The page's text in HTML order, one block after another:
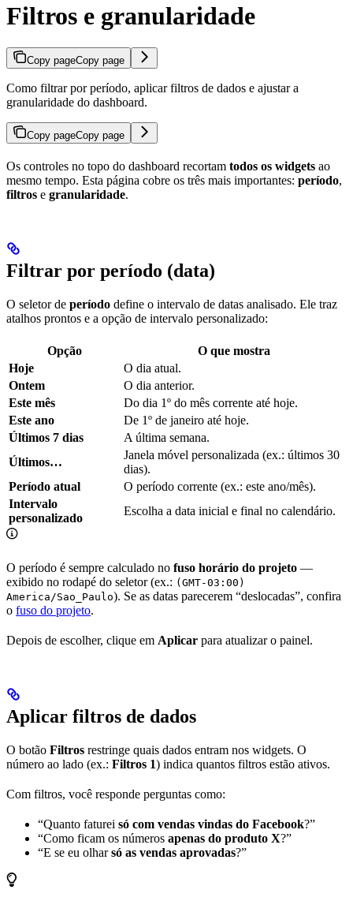
Filtros e granularidade
Copy pageCopy page
Como filtrar por período, aplicar filtros de dados e ajustar a
granularidade do dashboard.
Copy pageCopy page
Os controles no topo do dashboard recortam todos os widgets ao
mesmo tempo. Esta página cobre os três mais importantes: período,
filtros e granularidade.
Filtrar por período (data)
O seletor de período define o intervalo de datas analisado. Ele traz
atalhos prontos e a opção de intervalo personalizado:
Opção
O que mostra
Hoje
O dia atual.
Ontem
O dia anterior.
Este mês
Do dia 1º do mês corrente até hoje.
Este ano
De 1º de janeiro até hoje.
Últimos 7 dias
A última semana.
Últimos…
Janela móvel personalizada (ex.: últimos 30
dias).
Período atual
O período corrente (ex.: este ano/mês).
Intervalo
personalizado
Escolha a data inicial e final no calendário.
O período é sempre calculado no fuso horário do projeto —
exibido no rodapé do seletor (ex.: (GMT-03:00)
America/Sao_Paulo). Se as datas parecerem “deslocadas”, confira
o fuso do projeto.
Depois de escolher, clique em Aplicar para atualizar o painel.
Aplicar filtros de dados
O botão Filtros restringe quais dados entram nos widgets. O
número ao lado (ex.: Filtros 1) indica quantos filtros estão ativos.
Com filtros, você responde perguntas como:
“Quanto faturei só com vendas vindas do Facebook?”
“Como ficam os números apenas do produto X?”
“E se eu olharsó as vendas aprovadas?”